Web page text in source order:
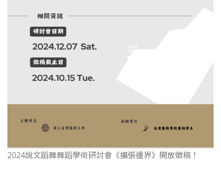
2024說文蹈舞舞蹈學術研討會 《擴張邊界》開放徵稿！